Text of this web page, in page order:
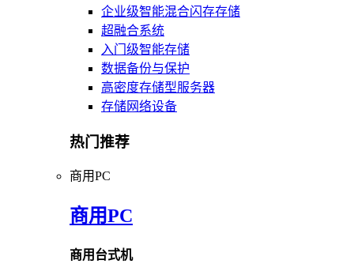
企业级智能混合闪存存储
超融合系统
入门级智能存储
数据备份与保护
高密度存储型服务器
存储网络设备
热门推荐
商用PC
商用PC
商用台式机